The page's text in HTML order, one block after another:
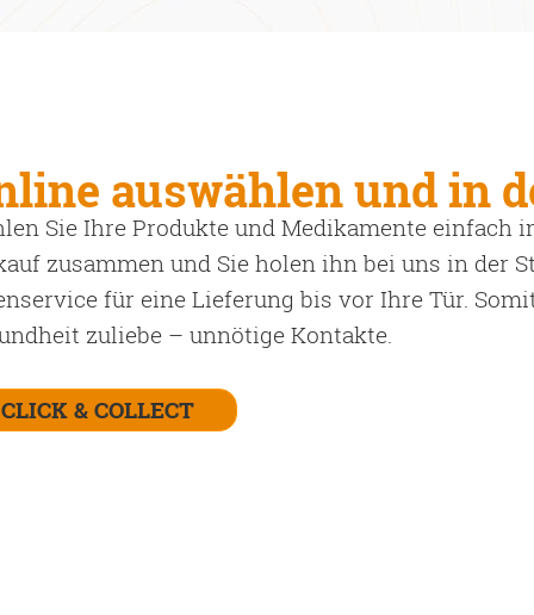
auswählen und in
Sie Ihre Produkte und Medikamente einfach
zusammen und Sie holen ihn bei uns in der
für eine Lieferung bis vor Ihre Tür.
zuliebe – unnötige Kontakte.
CLICK & COLLECT